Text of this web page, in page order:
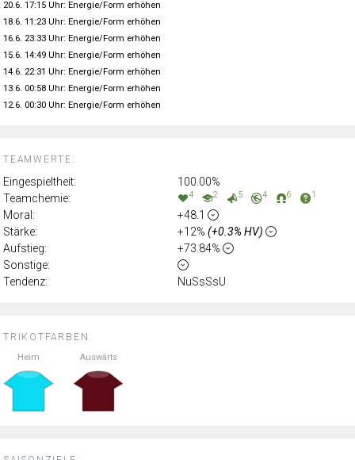
TRIKOTFARBEN:
Heim Auswärts
TEAMWERTE:
Eingespieltheit:
100.00%
Teamchemie:
4 2 5 4 6 1
Moral:
+48.1
Stärke:
+12% (+0.3% HV)
Aufstieg:
+73.84%
Sonstige:
Tendenz:
NuSsSsU
20.6. 17:15 Uhr: Energie/Form erhöhen
18.6. 11:23 Uhr: Energie/Form erhöhen
16.6. 23:33 Uhr: Energie/Form erhöhen
15.6. 14:49 Uhr: Energie/Form erhöhen
14.6. 22:31 Uhr: Energie/Form erhöhen
13.6. 00:58 Uhr: Energie/Form erhöhen
12.6. 00:30 Uhr: Energie/Form erhöhen